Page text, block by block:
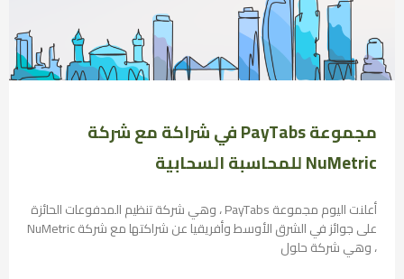
مجموعة PayTabs في شراكة مع شركة
NuMetric للمحاسبة السحابية
أعلنت اليوم مجموعة PayTabs ، وهي شركة تنظيم المدفوعات الحائزة
على جوائز في الشرق الأوسط وأفريقيا عن شراكتها مع شركة NuMetric
، وهي شركة حلول